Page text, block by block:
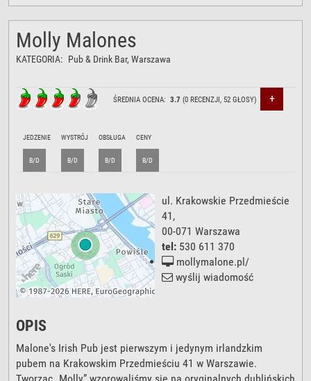
Molly Malones
KATEGORIA: Pub & Drink Bar, Warszawa
ŚREDNIA OCENA:3.7 (0 RECENZJI, 52 GŁOSY) +
JEDZENIE
B/D
WYSTRÓJ
B/D
OBSŁUGA
B/D
CENY
B/D
ul. Krakowskie Przedmieście
41 ,
00-071 Warszawa
tel: 530 611 370
mollymalone.pl/
wyślij wiadomość
OPIS
Malone's Irish Pub jest pierwszym i jedynym irlandzkim
pubem na Krakowskim Przedmieściu 41 w Warszawie.